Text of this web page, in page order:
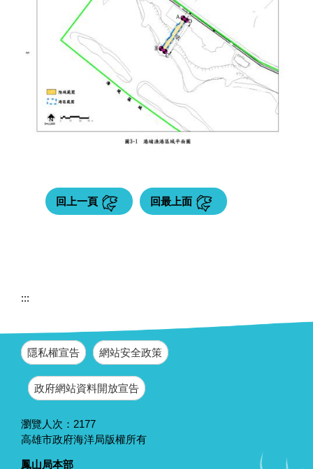
回上一頁 回最上面
:::
隱私權宣告 網站安全政策
政府網站資料開放宣告
瀏覽人次： 2177
高雄市政府海洋局版權所有
鳳山局本部